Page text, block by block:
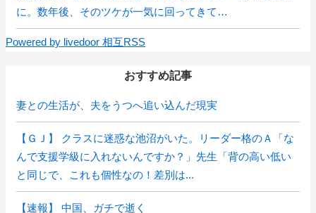
に。数年後、そのツケが一気に回ってきて…
Powered by livedoor 相互RSS
おすすめ記事
妻との生活が、夫をうつへ追い込んだ現実
【ＧＪ】 クラスに迷惑な池沼がいた。リーダー格のＡ「な
んで支援学級に入れないんですか？」先生「背の高い低い
と同じで、これも個性なの！差別は...
【速報】 中国、ガチで逝く